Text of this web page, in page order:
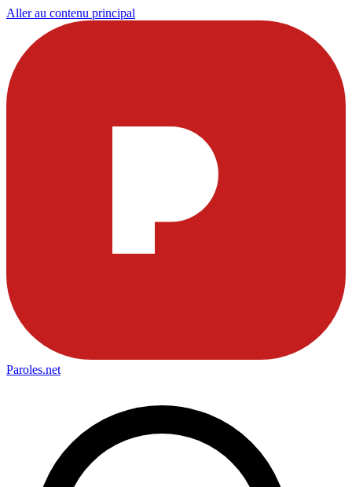
Aller au contenu principal
Paroles.net